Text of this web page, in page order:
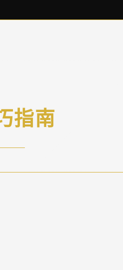
指南